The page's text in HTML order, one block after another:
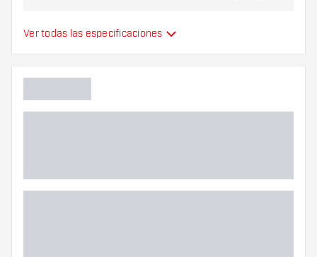
Tipo
Flexibilidad
Ver todas las especificaciones